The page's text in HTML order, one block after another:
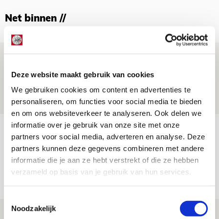
Deze website maakt gebruik van cookies
We gebruiken cookies om content en advertenties te
personaliseren, om functies voor social media te bieden
en om ons websiteverkeer te analyseren. Ook delen we
informatie over je gebruik van onze site met onze
partners voor social media, adverteren en analyse. Deze
partners kunnen deze gegevens combineren met andere
informatie die je aan ze hebt verstrekt of die ze hebben
verzameld op basis van je gebruik van hun services.
Noodzakelijk
Net binnen //
Geef Mij Maar Amsterdam!
10 AUGUSTUS 2026 - 09:12
EVENT
Reisverslag PEC-uit: geregisseerde
operatie onderweg naar
‘voetbaltempel’
09 AUGUSTUS 2026 - 18:53
Brandt heeft veel vertrouwen in Ajax